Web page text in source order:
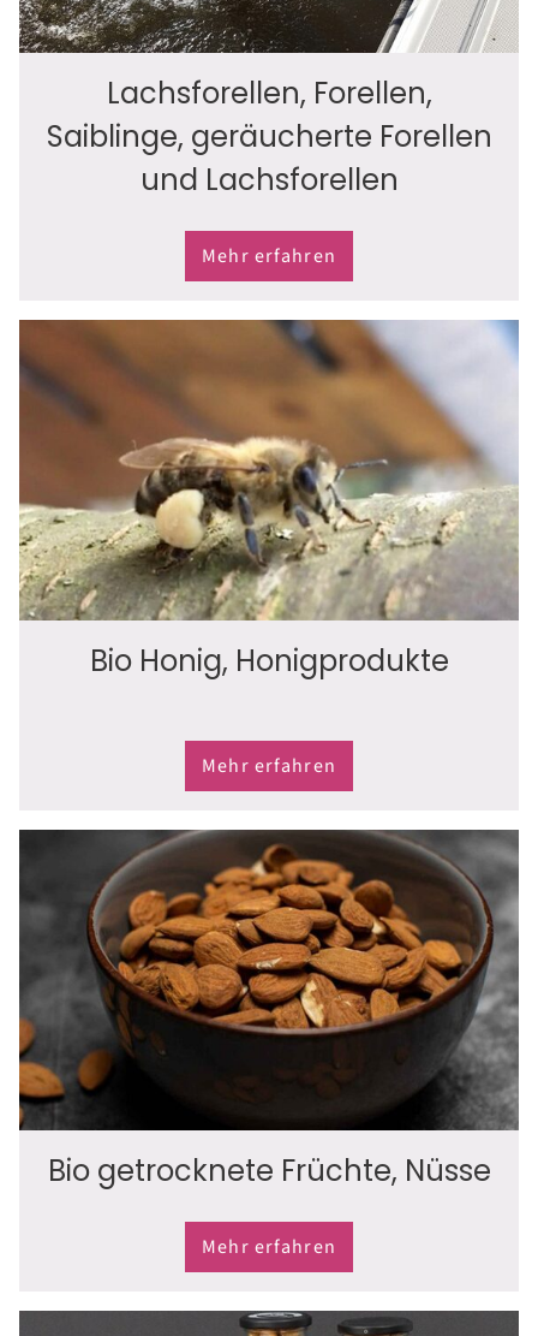
Lachsforellen, Forellen,
Saiblinge, geräucherte Forellen
und Lachsforellen
Mehr erfahren
Bio Honig, Honigprodukte
Mehr erfahren
Bio getrocknete Früchte, Nüsse
Mehr erfahren